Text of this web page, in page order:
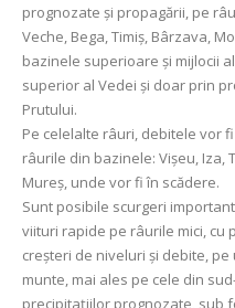
prognozate şi propagării, pe
Veche, Bega, Timiş, Bârzava,
bazinele superioare şi mijlocii
superior al Vedei şi doar prin
Prutului.
Pe celelalte râuri, debitele vor
râurile din bazinele: Vişeu, Iza,
Mureş, unde vor fi în scădere.
Sunt posibile scurgeri
viituri rapide pe râurile mici, cu
creşteri de niveluri şi debite,
munte, mai ales pe cele din
precipitațiilor prognozate, sub